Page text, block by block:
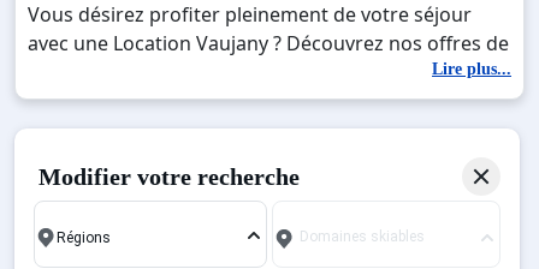
Stations
Hébergements
Bons plans
Vous désirez profiter pleinement de votre séjour
avec une Location Vaujany ? Découvrez nos offres de
Location Vaujany pour skier sans limite à noel, jour
de l'an, février. Fermez les yeux et imaginez… Profitez
de votre Location Vaujany, une station réputée et
glisse sur les pistes de ski et des activités en totale
montagnards. Pour un week-end ou pour 7 jours en
Lire plus...
Modifier votre recherche
Domaines skiables